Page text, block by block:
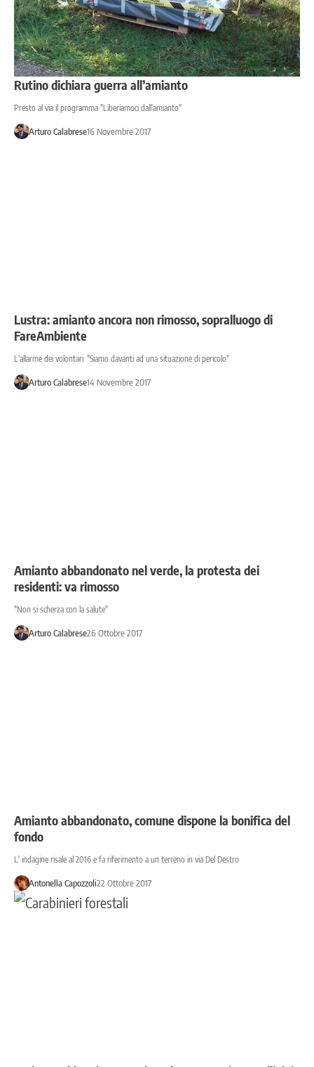
Rutino dichiara guerra all’amianto
Presto al via il programma "Liberiamoci dall'amianto"
Arturo Calabrese16 Novembre 2017
Lustra: amianto ancora non rimosso, sopralluogo di
FareAmbiente
L'allarme dei volontari: "Siamo davanti ad una situazione di pericolo"
Arturo Calabrese14 Novembre 2017
Amianto abbandonato nel verde, la protesta dei
residenti: va rimosso
"Non si scherza con la salute"
Arturo Calabrese26 Ottobre 2017
Amianto abbandonato, comune dispone la bonifica del
fondo
L' indagine risale al 2016 e fa riferimento a un terreno in via Del Destro
Antonella Capozzoli22 Ottobre 2017